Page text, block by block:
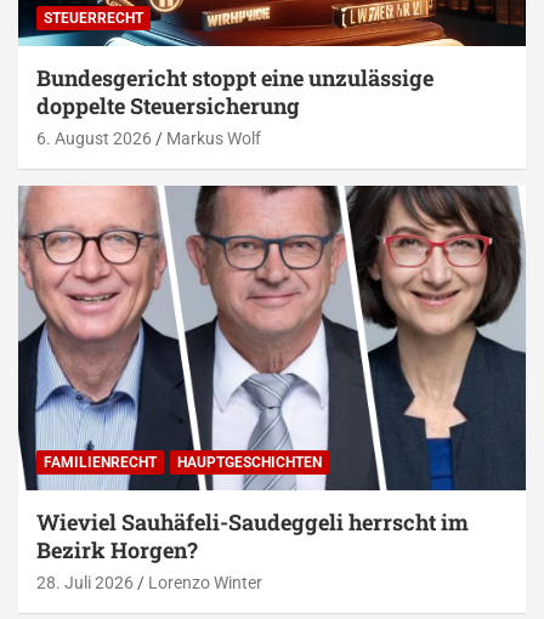
STEUERRECHT
Bundesgericht stoppt eine unzulässige
doppelte Steuersicherung
6. August 2026 Markus Wolf
FAMILIENRECHT HAUPTGESCHICHTEN
Wieviel Sauhäfeli-Saudeggeli herrscht im
Bezirk Horgen?
28. Juli 2026 Lorenzo Winter